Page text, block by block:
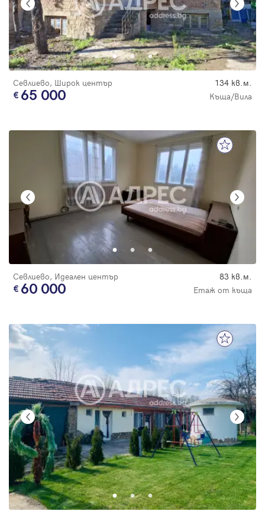
Севлиево, Широк център 134 кв.м.
65 000 Къща/Вила
Севлиево, Идеален център 83 кв.м.
60 000 Етаж от къща